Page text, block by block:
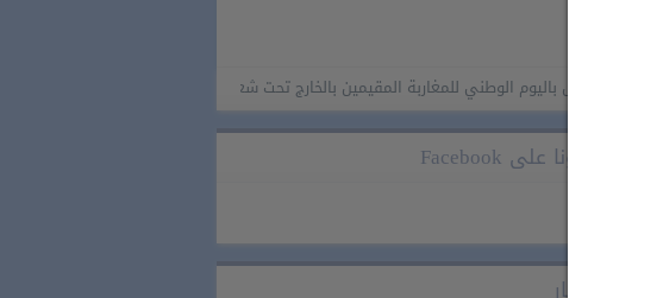
الاحتفال باليوم الوطني للمغاربة المقيمين بالخارج تحت شعار “المغاربة المقيمون بالخارج في خدمة أوراش
تابعونا على Facebook
اشهار